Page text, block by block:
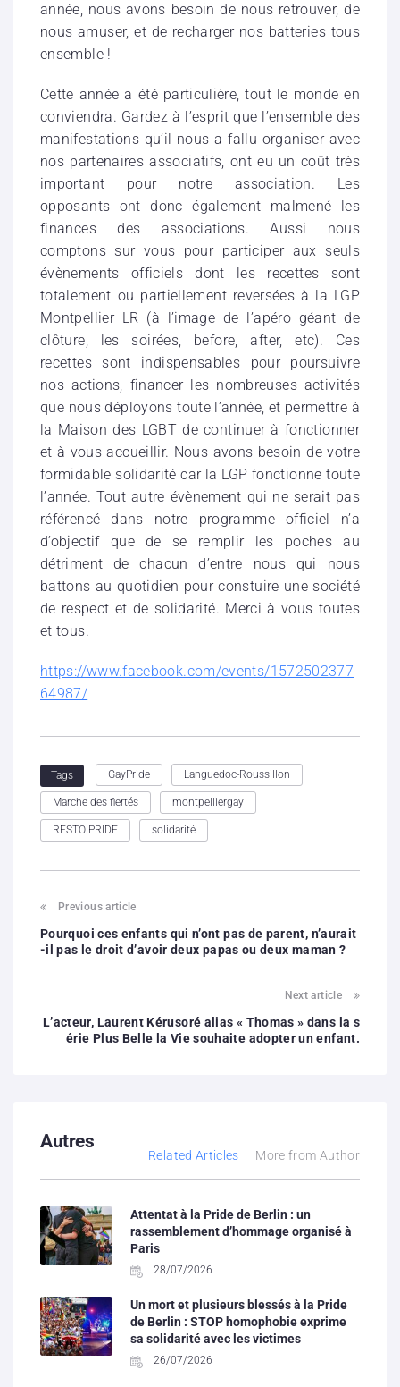
année, nous avons besoin de nous retrouver, de
nous amuser, et de recharger nos batteries tous
ensemble !
Cette année a été particulière, tout le monde en
conviendra. Gardez à l’esprit que l’ensemble des
manifestations qu’il nous a fallu organiser avec
nos partenaires associatifs, ont eu un coût très
important pour notre association. Les
opposants ont donc également malmené les
finances des associations. Aussi nous
comptons sur vous pour participer aux seuls
évènements officiels dont les recettes sont
totalement ou partiellement reversées à la LGP
Montpellier LR (à l’image de l’apéro géant de
clôture, les soirées, before, after, etc). Ces
recettes sont indispensables pour poursuivre
nos actions, financer les nombreuses activités
que nous déployons toute l’année, et permettre à
la Maison des LGBT de continuer à fonctionner
et à vous accueillir. Nous avons besoin de votre
formidable solidarité car la LGP fonctionne toute
l’année. Tout autre évènement qui ne serait pas
référencé dans notre programme officiel n’a
d’objectif que de se remplir les poches au
détriment de chacun d’entre nous qui nous
battons au quotidien pour constuire une société
de respect et de solidarité. Merci à vous toutes
et tous.
https://www.facebook.com/events/1572502377
64987/
Tags GayPride Languedoc-Roussillon
Marche des fiertés montpelliergay
RESTO PRIDE solidarité
Previous article
Pourquoi ces enfants qui n’ont pas de parent, n’aurait
-il pas le droit d’avoir deux papas ou deux maman ?
Next article
L’acteur, Laurent Kérusoré alias « Thomas » dans la s
érie Plus Belle la Vie souhaite adopter un enfant.
Autres
Related Articles More from Author
Attentat à la Pride de Berlin : un
rassemblement d’hommage organisé à
Paris
28/07/2026
Un mort et plusieurs blessés à la Pride
de Berlin : STOP homophobie exprime
sa solidarité avec les victimes
26/07/2026